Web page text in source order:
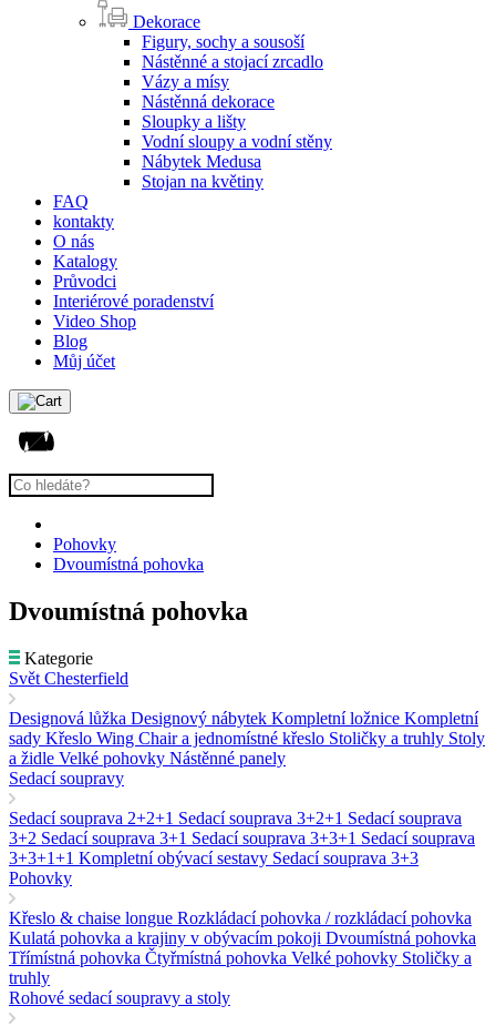
Dekorace
Figury, sochy a sousoší
Nástěnné a stojací zrcadlo
Vázy a mísy
Nástěnná dekorace
Sloupky a lišty
Vodní sloupy a vodní stěny
Nábytek Medusa
Stojan na květiny
FAQ
kontakty
O nás
Katalogy
Průvodci
Interiérové poradenství
Video Shop
Blog
Můj účet
Pohovky
Dvoumístná pohovka
Dvoumístná pohovka
Kategorie
Svět Chesterfield
Designová lůžka Designový nábytek Kompletní ložnice Kompletní
sady Křeslo Wing Chair a jednomístné křeslo Stoličky a truhly Stoly
a židle Velké pohovky Nástěnné panely
Sedací soupravy
Sedací souprava 2+2+1 Sedací souprava 3+2+1 Sedací souprava
3+2 Sedací souprava 3+1 Sedací souprava 3+3+1 Sedací souprava
3+3+1+1 Kompletní obývací sestavy Sedací souprava 3+3
Pohovky
Křeslo & chaise longue Rozkládací pohovka / rozkládací pohovka
Kulatá pohovka a krajiny v obývacím pokoji Dvoumístná pohovka
Třímístná pohovka Čtyřmístná pohovka Velké pohovky Stoličky a
truhly
Rohové sedací soupravy a stoly